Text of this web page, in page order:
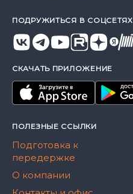
ПОДРУЖИТЬСЯ В СОЦСЕТЯХ
СКАЧАТЬ ПРИЛОЖЕНИЕ
ПОЛЕЗНЫЕ ССЫЛКИ
Подготовка к
передержке
О компании